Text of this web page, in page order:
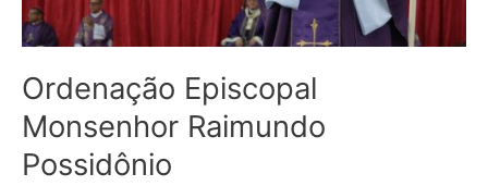
Ordenação Episcopal
Monsenhor Raimundo
Possidônio